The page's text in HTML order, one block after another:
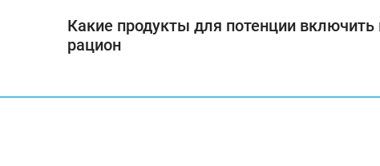
Какие продукты для потенции включить
рацион